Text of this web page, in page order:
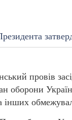
провів
оборони
інших